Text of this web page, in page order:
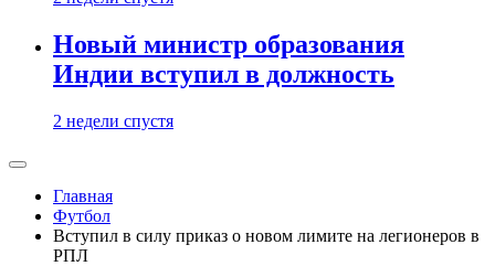
Новый министр образования
Индии вступил в должность
2 недели спустя
Главная
Футбол
Вступил в силу приказ о новом лимите на легионеров в
РПЛ